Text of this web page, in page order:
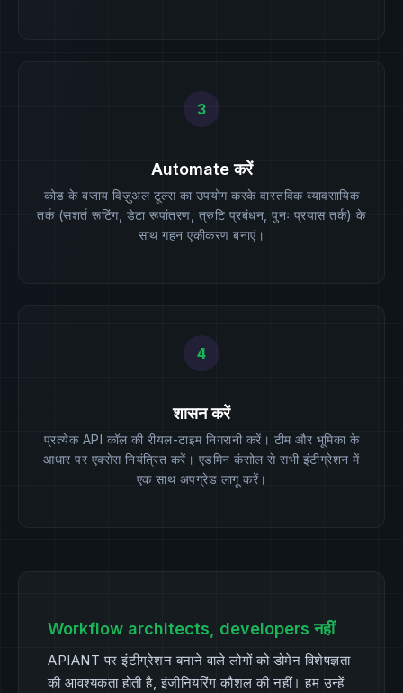
3
Automate करें
कोड के बजाय विज़ुअल टूल्स का उपयोग करके वास्तविक व्यावसायिक
तर्क (सशर्त रूटिंग, डेटा रूपांतरण, त्रुटि प्रबंधन, पुनः प्रयास तर्क) के
साथ गहन एकीकरण बनाएं।
4
शासन करें
प्रत्येक API कॉल की रीयल-टाइम निगरानी करें। टीम और भूमिका के
आधार पर एक्सेस नियंत्रित करें। एडमिन कंसोल से सभी इंटीग्रेशन में
एक साथ अपग्रेड लागू करें।
Workflow architects, developers नहीं
APIANT पर इंटीग्रेशन बनाने वाले लोगों को डोमेन विशेषज्ञता
की आवश्यकता होती है, इंजीनियरिंग कौशल की नहीं। हम उन्हें